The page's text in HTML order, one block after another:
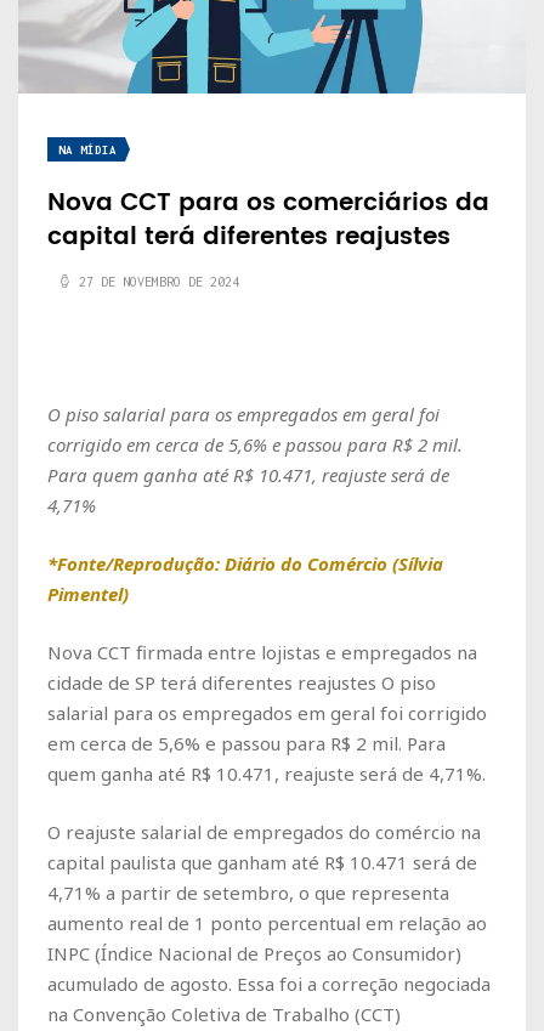
NA MÍDIA
Nova CCT para os comerciários da
capital terá diferentes reajustes
27 DE NOVEMBRO DE 2024
O piso salarial para os empregados em geral foi
corrigido em cerca de 5,6% e passou para R$ 2 mil.
Para quem ganha até R$ 10.471, reajuste será de
4,71%
*Fonte/Reprodução: Diário do Comércio (Sílvia
Pimentel)
Nova CCT firmada entre lojistas e empregados na
cidade de SP terá diferentes reajustes O piso
salarial para os empregados em geral foi corrigido
em cerca de 5,6% e passou para R$ 2 mil. Para
quem ganha até R$ 10.471, reajuste será de 4,71%.
O reajuste salarial de empregados do comércio na
capital paulista que ganham até R$ 10.471 será de
4,71% a partir de setembro, o que representa
aumento real de 1 ponto percentual em relação ao
INPC (Índice Nacional de Preços ao Consumidor)
acumulado de agosto. Essa foi a correção negociada
na Convenção Coletiva de Trabalho (CCT)